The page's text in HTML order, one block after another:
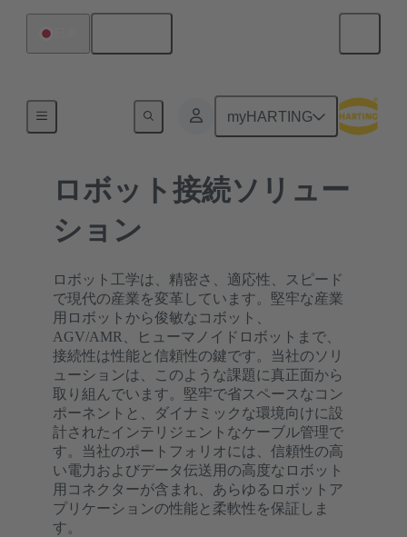
myHARTING
ロボット接続ソリュー
ション
ロボット工学は、精密さ、適応性、スピード
で現代の産業を変革しています。堅牢な産業
用ロボットから俊敏なコボット、
AGV/AMR、ヒューマノイドロボットまで、
接続性は性能と信頼性の鍵です。当社のソリ
ューションは、このような課題に真正面から
取り組んでいます。堅牢で省スペースなコン
ポーネントと、ダイナミックな環境向けに設
計されたインテリジェントなケーブル管理で
す。当社のポートフォリオには、信頼性の高
い電力およびデータ伝送用の高度なロボット
用コネクターが含まれ、あらゆるロボットア
プリケーションの性能と柔軟性を保証しま
す。